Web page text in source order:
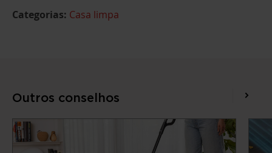
Categorias: Casa limpa
Outros conselhos